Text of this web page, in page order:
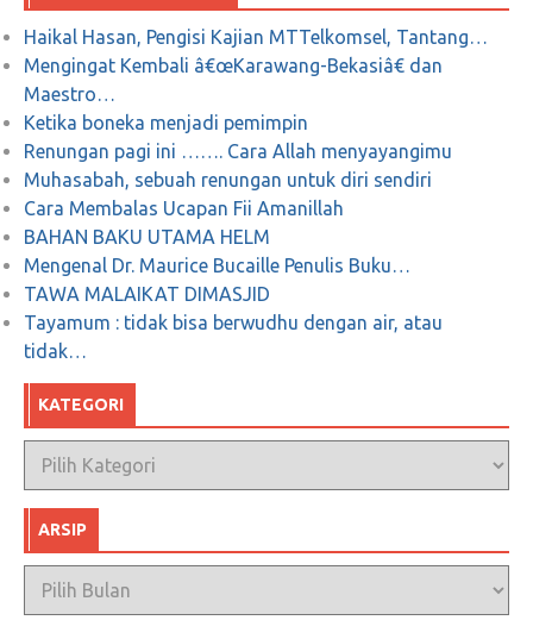
KRONIKEL Polling Sudirman Said
Juni 28, 2018 0
Haikal Hasan, Pengisi Kajian MTTelkomsel, Tantang…
Mengingat Kembali â€œKarawang-Bekasiâ€ dan
Maestro…
Ketika boneka menjadi pemimpin
Renungan pagi ini ……. Cara Allah menyayangimu
Muhasabah, sebuah renungan untuk diri sendiri
Cara Membalas Ucapan Fii Amanillah
BAHAN BAKU UTAMA HELM
Mengenal Dr. Maurice Bucaille Penulis Buku…
TAWA MALAIKAT DIMASJID
Tayamum : tidak bisa berwudhu dengan air, atau
tidak…
KATEGORI
Kategori
ARSIP
Arsip